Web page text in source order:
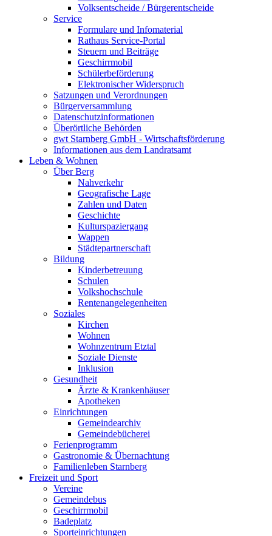
Volksentscheide / Bürgerentscheide
Service
Formulare und Infomaterial
Rathaus Service-Portal
Steuern und Beiträge
Geschirrmobil
Schülerbeförderung
Elektronischer Widerspruch
Satzungen und Verordnungen
Bürgerversammlung
Datenschutzinformationen
Überörtliche Behörden
gwt Starnberg GmbH - Wirtschaftsförderung
Informationen aus dem Landratsamt
Leben & Wohnen
Über Berg
Nahverkehr
Geografische Lage
Zahlen und Daten
Geschichte
Kulturspaziergang
Wappen
Städtepartnerschaft
Bildung
Kinderbetreuung
Schulen
Volkshochschule
Rentenangelegenheiten
Soziales
Kirchen
Wohnen
Wohnzentrum Etztal
Soziale Dienste
Inklusion
Gesundheit
Ärzte & Krankenhäuser
Apotheken
Einrichtungen
Gemeindearchiv
Gemeindebücherei
Ferienprogramm
Gastronomie & Übernachtung
Familienleben Starnberg
Freizeit und Sport
Vereine
Gemeindebus
Geschirrmobil
Badeplatz
Sporteinrichtungen